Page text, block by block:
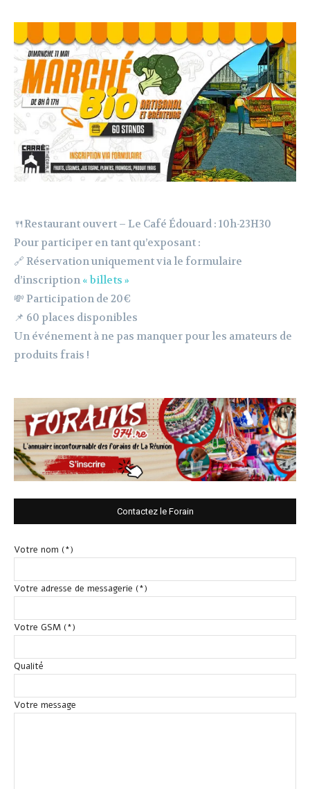
🍴Restaurant ouvert – Le Café Édouard : 10h-23H30
Pour participer en tant qu’exposant :
🔗 Réservation uniquement via le formulaire
d’inscription « billets »
💸 Participation de 20€
📌 60 places disponibles
Un événement à ne pas manquer pour les amateurs de
produits frais !
Contactez le Forain
Votre nom (*)
Votre adresse de messagerie (*)
Votre GSM (*)
Qualité
Votre message